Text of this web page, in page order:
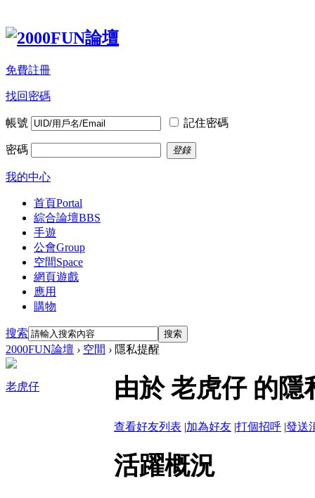
免費註冊
找回密碼
帳號 記住密碼
密碼 登錄
我的中心
首頁Portal
綜合論壇BBS
手遊
公會Group
空間Space
網頁遊戲
應用
購物
搜索 搜索
2000FUN論壇 › 空間 › 隱私提醒
老虎仔 由於 老虎仔 的
查看好友列表 |加為好友 |打個招呼 |發送
活躍概況